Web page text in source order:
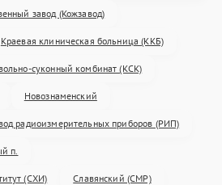
завод (Кожзавод)
Краевая клиническая больница (ККБ)
суконный комбинат (КСК)
Новознаменский
радиоизмерительных приборов (РИП)
п.
(СХИ) Славянский (СМР)